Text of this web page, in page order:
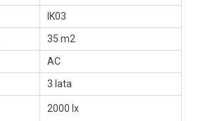
IK03
35 m2
AC
3 lata
2000 lx